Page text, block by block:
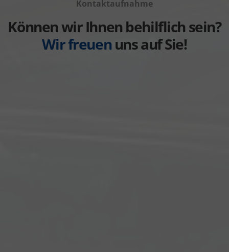
anzeigen
Kontaktaufnahme
Können wir Ihnen behilflich sein?
Wir freuenuns auf Sie!